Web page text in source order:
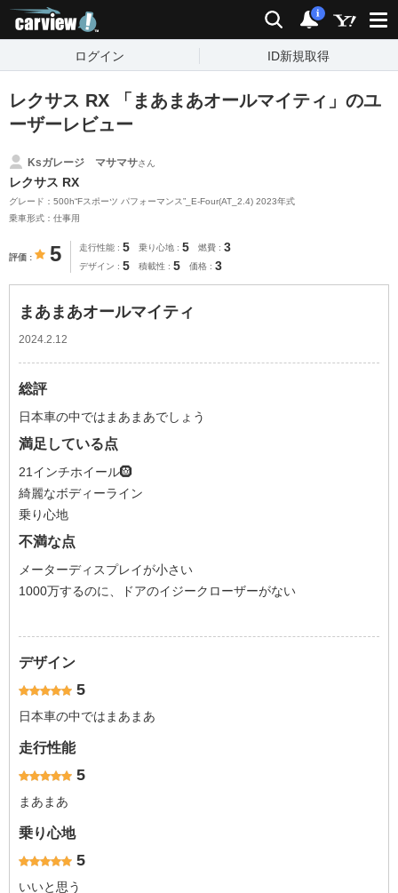
検索 通知
i
ログイン ID新規取得
レクサス RX 「まあまあオールマイティ」のユ
ーザーレビュー
Ksガレージ マサマサさん
レクサス RX
グレード：500h“Fスポーツ パフォーマンス”_E-Four(AT_2.4) 2023年式
乗車形式：仕事用
評価 5 走行性能 5 乗り心地 5 燃費 3
デザイン 5 積載性 5 価格 3
まあまあオールマイティ
2024.2.12
総評
日本車の中ではまあまあでしょう
満足している点
21インチホイール🛞
綺麗なボディーライン
乗り心地
不満な点
メーターディスプレイが小さい
1000万するのに、ドアのイジークローザーがない
デザイン
5
日本車の中ではまあまあ
走行性能
5
まあまあ
乗り心地
5
いいと思う